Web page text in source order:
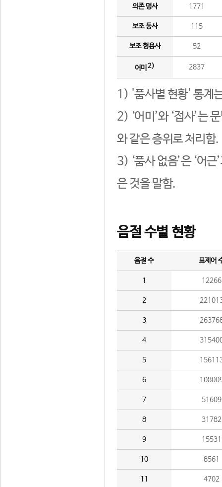
의존 명사 1771
보조 동사 115
보조 형용사 52
어미 2) 2837
1) '품사별 현황' 통계
2) ‘어미’와 ‘접사’는
와 같은 층위로 처리함.
3) ‘품사 없음’은 ‘어
은 것을 말함.
음절 수별 현황
음절 수 표제어
1 12266
2
3
4
5
6
7 51609
8 31782
9 15531
10 8561
11 4702